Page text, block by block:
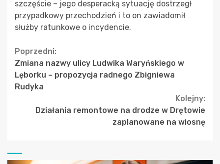
szczęście – jego desperacką sytuację dostrzegł
przypadkowy przechodzień i to on zawiadomił
służby ratunkowe o incydencie.
Continue
Reading
Poprzedni:
Zmiana nazwy ulicy Ludwika Waryńskiego w
Lęborku – propozycja radnego Zbigniewa
Rudyka
Kolejny:
Działania remontowe na drodze w Drętowie
zaplanowane na wiosnę